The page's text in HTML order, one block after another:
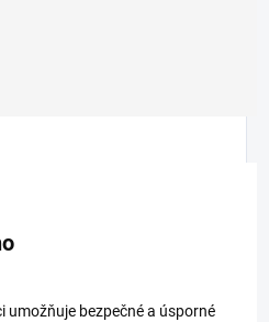
umožňuje bezpečné a úsporné